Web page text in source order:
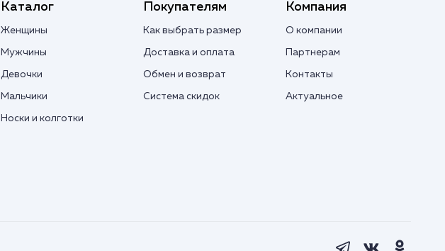
Каталог
Женщины
Мужчины
Девочки
Мальчики
Носки и колготки
Покупателям
Как выбрать размер
Доставка и оплата
Обмен и возврат
Система скидок
Компания
О компании
Партнерам
Контакты
Актуальное